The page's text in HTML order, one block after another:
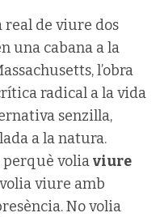
real de viure dos
una cabana a la
l’obra
radical a la vida
senzilla,
a la natura.
perquè voliaviure
volia viure amb
No volia